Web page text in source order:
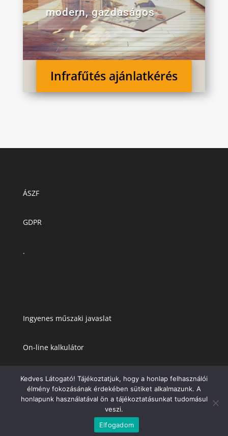
modern, gazdaságos
Infrafűtés ajánlatkérés
ÁSZF
GDPR
.
Ingyenes műszaki javaslat
On-line kalkulátor
Copyright. Minden jog fenntarva. 2021.
Kedves Látogató! Tájékoztatjuk, hogy a honlap felhasználói
élmény fokozásának érdekében sütiket alkalmazunk. A
honlapunk használatával ön a tájékoztatásunkat tudomásul
veszi.
Elfogadom